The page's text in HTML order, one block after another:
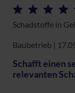
Schadstoffe in
Baubetrieb |
Schafft einen
relevanten